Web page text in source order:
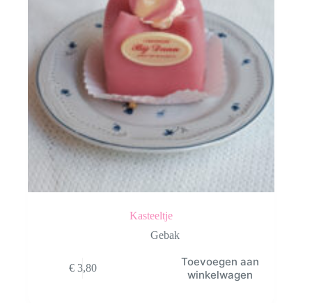
Kasteeltje
Gebak
€3,80
Toevoegen aan
winkelwagen